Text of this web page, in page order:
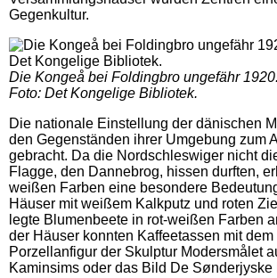
Gegenkultur.
Die Kongeå bei Foldingbro ungefähr 1920.
Foto: Det Kongelige Bibliotek.
Die nationale Einstellung der dänischen
den Gegenständen ihrer Umgebung zum
gebracht. Da die Nordschleswiger nicht
Flagge, den Dannebrog, hissen durften,
weißen Farben eine besondere
Häuser mit weißem Kalkputz und roten
legte Blumenbeete in rot-weißen Farben
der Häuser konnten Kaffeetassen mit
Porzellanfigur der Skulptur Modersmålet
Kaminsims oder das Bild De Sønderjyske